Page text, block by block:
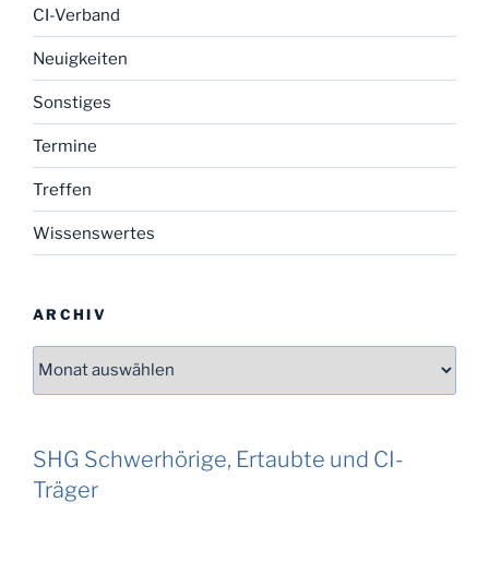
CI-Verband
Neuigkeiten
Sonstiges
Termine
Treffen
Wissenswertes
ARCHIV
Archiv
SHG Schwerhörige, Ertaubte und CI-
Träger